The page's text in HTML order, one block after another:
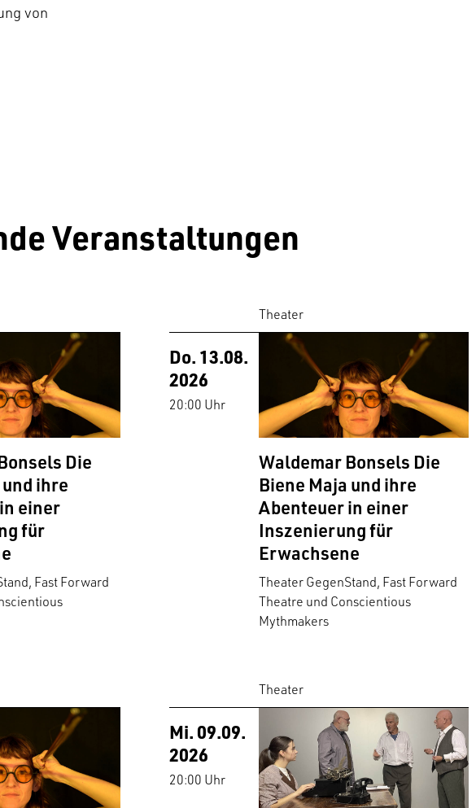
von
Veranstaltungen
Die
ihre
einer
für
Fast Forward
Theater
Do. 13.08.
2026
20:00 Uhr
Waldemar Bonsels Die
Biene Maja und ihre
Abenteuer in einer
Inszenierung für
Erwachsene
Theater GegenStand, Fast Forward
Theatre und Conscientious
Mythmakers
Theater
Mi. 09.09.
2026
20:00 Uhr